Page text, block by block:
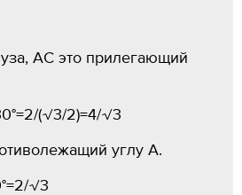
АС это прилегающий
(√3/2)=4/√3
углу А.
√3